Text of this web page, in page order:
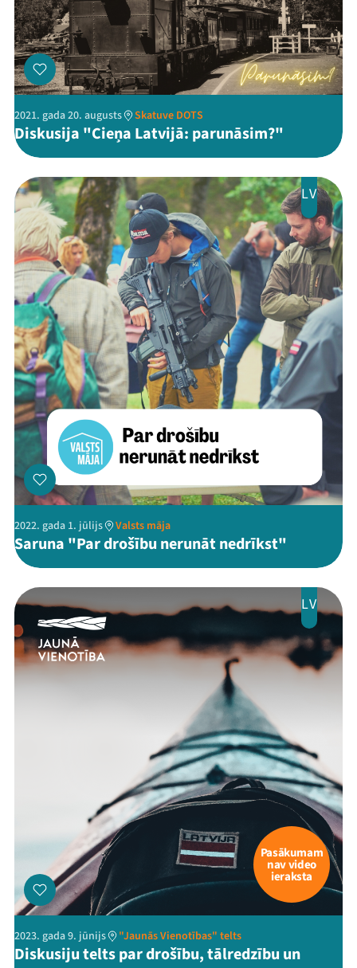
ThreadsFacebookYoutube
X Instagram
Flick TikTok
2021. gada 20. augusts Skatuve DOTS
Diskusija "Cieņa Latvijā: parunāsim?"
LV
2022. gada 1. jūlijs Valsts māja
Saruna "Par drošību nerunāt nedrīkst"
LV
Pasākumam
nav video
ieraksta
2023. gada 9. jūnijs "Jaunās Vienotības" telts
Diskusiju telts par drošību, tālredzību un